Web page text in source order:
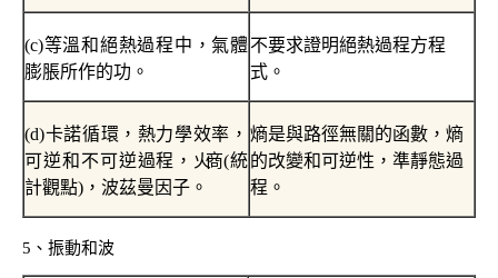
(c)等溫和絕熱過程中，氣體
膨脹所作的功。
不要求證明絕熱過程方程
式。
(d)卡諾循環，熱力學效率，
可逆和不可逆過程， 火商 (統
計觀點) ，波茲曼因子。
熵是與路徑無關的函數，熵
的改變和可逆性，準靜態過
程。
5 、振動和波